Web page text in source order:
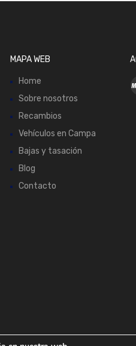
MAPA WEB
Home
Sobre nosotros
Recambios
Vehículos en Campa
Bajas y tasación
Blog
Contacto